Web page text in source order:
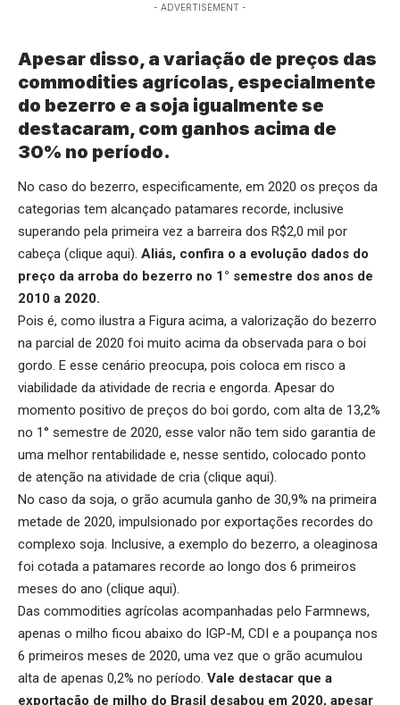
- ADVERTISEMENT -
Apesar disso, a variação de preços das
commodities agrícolas, especialmente
do bezerro e a soja igualmente se
destacaram, com ganhos acima de
30% no período.
No caso do bezerro, especificamente, em 2020 os preços da
categorias tem alcançado patamares recorde, inclusive
superando pela primeira vez a barreira dos R$2,0 mil por
cabeça (clique aqui). Aliás, confira o a evolução dados do
preço da arroba do bezerro no 1° semestre dos anos de
2010 a 2020.
Pois é, como ilustra a Figura acima, a valorização do bezerro
na parcial de 2020 foi muito acima da observada para o boi
gordo. E esse cenário preocupa, pois coloca em risco a
viabilidade da atividade de recria e engorda. Apesar do
momento positivo de preços do boi gordo, com alta de 13,2%
no 1° semestre de 2020, esse valor não tem sido garantia de
uma melhor rentabilidade e, nesse sentido, colocado ponto
de atenção na atividade de cria (clique aqui).
No caso da soja, o grão acumula ganho de 30,9% na primeira
metade de 2020, impulsionado por exportações recordes do
complexo soja. Inclusive, a exemplo do bezerro, a oleaginosa
foi cotada a patamares recorde ao longo dos 6 primeiros
meses do ano (clique aqui).
Das commodities agrícolas acompanhadas pelo Farmnews,
apenas o milho ficou abaixo do IGP-M, CDI e a poupança nos
6 primeiros meses de 2020, uma vez que o grão acumulou
alta de apenas 0,2% no período. Vale destacar que a
exportação de milho do Brasil desabou em 2020, apesar